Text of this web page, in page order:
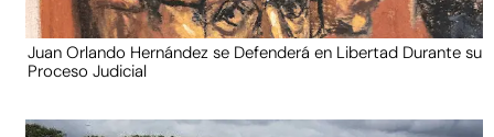
Juan Orlando Hernández se Defenderá en Libertad Durante su
Proceso Judicial